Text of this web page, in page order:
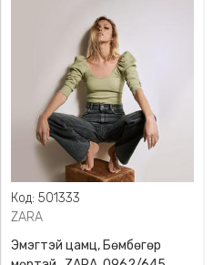
Код: 501333
ZARA
Эмэгтэй цамц, Бөмбөгөр